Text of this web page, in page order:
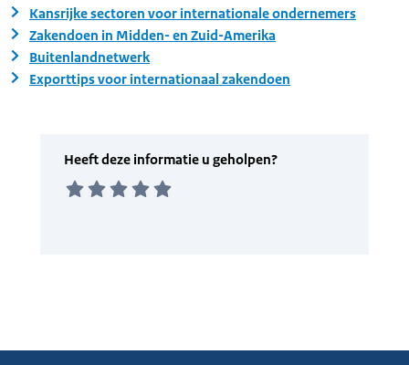
Kansrijke sectoren voor internationale ondernemers
Zakendoen in Midden- en Zuid-Amerika
Buitenlandnetwerk
Exporttips voor internationaal zakendoen